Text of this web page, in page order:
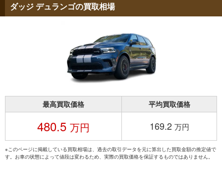
ダッジ デュランゴの買取相場
最高買取価格 平均買取価格
480.5 万円 169.2 万円
※このページに掲載している買取相場は、過去の取引データを元に算出した買取金額の推定値で
す。お車の状態によって値段は変わるため、実際の買取価格を保証するものではありません。